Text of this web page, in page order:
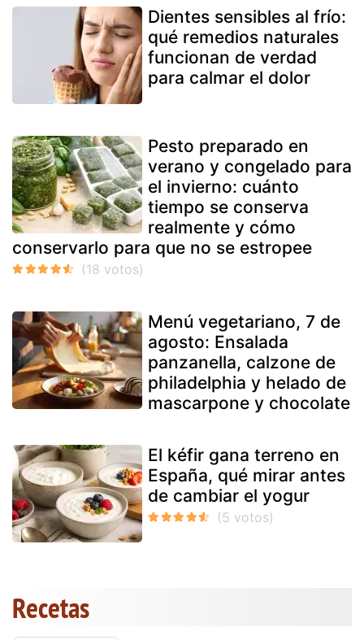
Dientes sensibles al frío:
qué remedios naturales
funcionan de verdad
para calmar el dolor
Pesto preparado en
verano y congelado para
el invierno: cuánto
tiempo se conserva
realmente y cómo
conservarlo para que no se estropee
Menú vegetariano, 7 de
agosto: Ensalada
panzanella, calzone de
philadelphia y helado de
mascarpone y chocolate
El kéfir gana terreno en
España, qué mirar antes
de cambiar el yogur
Recetas